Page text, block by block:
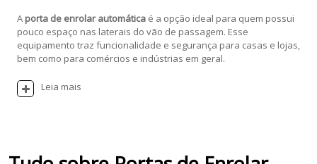
A porta de enrolar automáticaé a opção ideal para quem possui
pouco espaço nas laterais do vão de passagem. Esse
equipamento traz funcionalidade e segurança para casas e lojas,
bem como para comércios e indústrias em geral.
Leia mais